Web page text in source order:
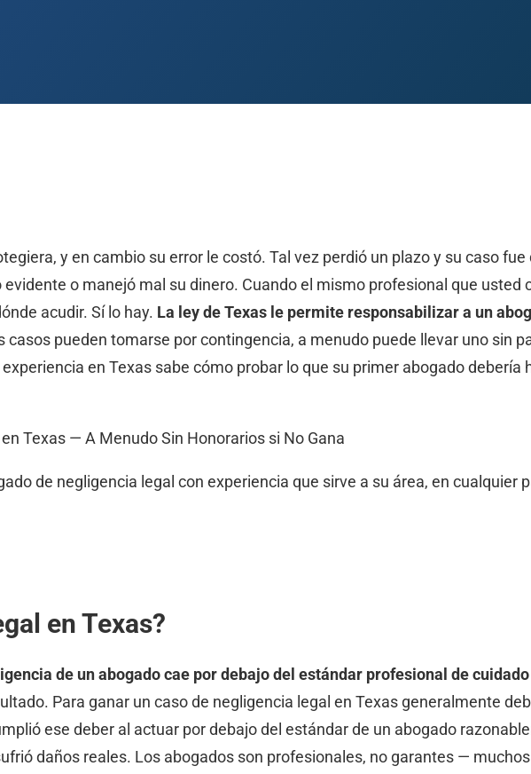
y en cambio su error le costó. Tal vez perdió un plazo y su caso
o manejó mal su dinero. Cuando el mismo profesional que usted
acudir. Sí lo hay. La ley de Texas le permite responsabilizar a un
casos pueden tomarse por contingencia, a menudo puede llevar uno sin
en Texas sabe cómo probar lo que su primer abogado debería
Texas — A Menudo Sin Honorarios si No Gana
de negligencia legal con experiencia que sirve a su área, en cualquier
en Texas?
de un abogado cae por debajo del estándar profesional de
Para ganar un caso de negligencia legal en Texas generalmente
ese deber al actuar por debajo del estándar de un abogado
daños reales. Los abogados son profesionales, no garantes —